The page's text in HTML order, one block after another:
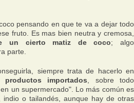
pensando en que te va a dejar todo
fruto. Es mas bien neutra y cremosa,
un cierto matiz de coco; algo
parte.
siempre trata de hacerlo en
importados , sobre todo
un supermercado". Lo más común es
o tailandés, aunque hay de otras